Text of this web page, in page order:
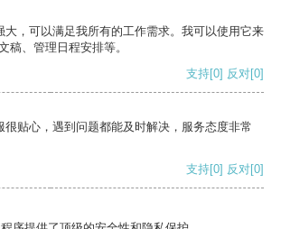
大，可以满足我所有的工作需求。我可以使用它来
稿、管理日程安排等。
支持[0] 反对[0]
很贴心，遇到问题都能及时解决，服务态度非常
支持[0] 反对[0]